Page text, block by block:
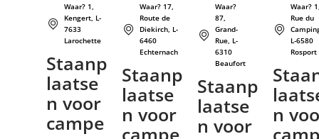
Waar? 1,
Kengert, L-
7633
Larochette
Staanp
laatse
n voor
campe
Waar? 17,
Route de
Diekirch, L-
6460
Echternach
Staanp
laatse
n voor
campe
Waar?
87,
Grand-
Rue, L-
6310
Beaufort
Staanp
laatse
n voor
Waar?
Rue du
L-6580
Rosport
n